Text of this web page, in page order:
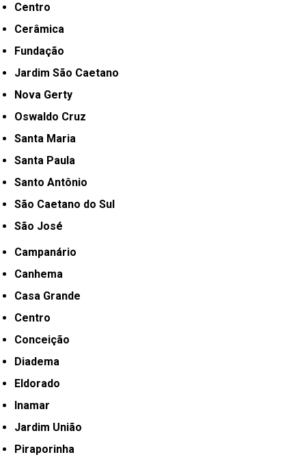
Centro
Cerâmica
Fundação
Jardim São Caetano
Nova Gerty
Oswaldo Cruz
Santa Maria
Santa Paula
Santo Antônio
São Caetano do Sul
São José
Campanário
Canhema
Casa Grande
Centro
Conceição
Diadema
Eldorado
Inamar
Jardim União
Piraporinha